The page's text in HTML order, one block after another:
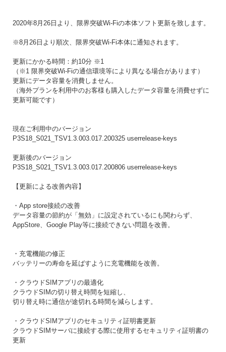
2020年8月26日より、限界突破Wi-Fiの本体ソフト更新を致します。
※8月26日より順次、限界突破Wi-Fi本体に通知されます。
更新にかかる時間：約10分 ※1
（※1 限界突破Wi-Fiの通信環境等により異なる場合があります）
更新にデータ容量を消費しません。
（海外プランを利用中のお客様も購入したデータ容量を消費せずに
更新可能です）
現在ご利用中のバージョン
P3S18_S021_TSV1.3.003.017.200325 userrelease-keys
更新後のバージョン
P3S18_S021_TSV1.3.003.017.200806 userrelease-keys
【更新による改善内容】
・App store接続の改善
データ容量の節約が「無効」に設定されているにも関わらず、
AppStore、Google Play等に接続できない問題を改善。
・充電機能の修正
バッテリーの寿命を延ばすように充電機能を改善。
・クラウドSIMアプリの最適化
クラウドSIMの切り替え時間を短縮し、
切り替え時に通信が途切れる時間を減らします。
・クラウドSIMアプリのセキュリティ証明書更新
クラウドSIMサーバに接続する際に使用するセキュリティ証明書の
更新